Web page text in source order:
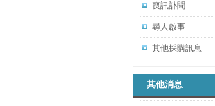
喪訊訃聞
尋人啟事
其他採購訊息
其他消息